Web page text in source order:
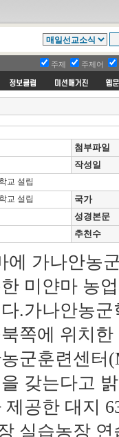
주제 주제어
첨부파일
작성일
교 설립
교 설립
국가
성경본문
추천수
에 가나안농
미얀마 농
.가나안농
쪽에 위치
군훈련센터
갖는다고
공한 대지
실습농장